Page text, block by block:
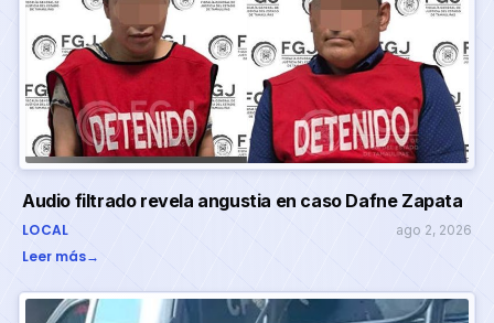
Audio filtrado revela angustia en caso Dafne Zapata
LOCAL ago 2, 2026
Leer más→